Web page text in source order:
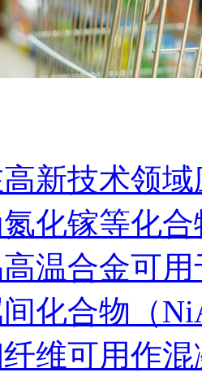
新技术领
化镓等化
温合金可
化合物（
维可用作